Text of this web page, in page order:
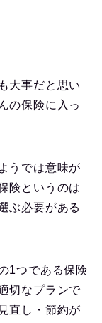
大事だと思い
の保険に入っ
うでは意味が
険というのは
ぶ必要がある
1つである保険
切なプランで
直し・節約が